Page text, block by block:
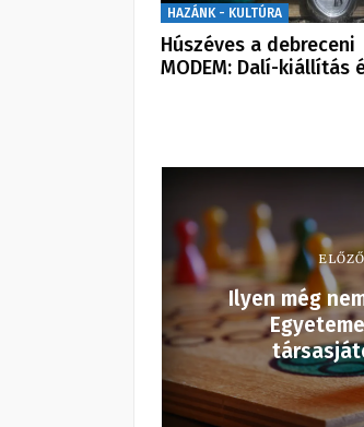
HAZÁNK - KULTÚRA
Húszéves a debreceni
MODEM: Dalí-kiállítás
Ilyen még